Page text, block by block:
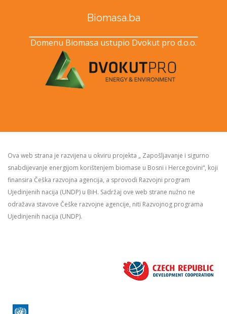
Biomasa.ba
Domenu Biomasa ustupio Dvokut pro d.o.o.
Ova web strana je razvijena u okviru projekta „ Zapošljavanje i sigurno
snabdijevanje energijom korištenjem biomase u Bosni i Hercegovini“, koji
finansira Češka razvojna agencija, a sprovodi Razvojni program
Ujedinjenih nacija (UNDP) u BiH. Sadržaj ove web strane nužno ne
odražava stavove Češke razvojne agencije, niti Razvojnog programa
Ujedinjenih nacija (UNDP).